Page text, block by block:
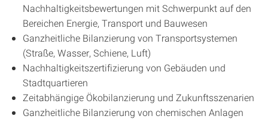
Nachhaltigkeitsbewertungen mit Schwerpunkt auf den
Bereichen Energie, Transport und Bauwesen
Ganzheitliche Bilanzierung von Transportsystemen
(Straße, Wasser, Schiene, Luft)
Nachhaltigkeitszertifizierung von Gebäuden und
Stadtquartieren
Zeitabhängige Ökobilanzierung und Zukunftsszenarien
Ganzheitliche Bilanzierung von chemischen Anlagen